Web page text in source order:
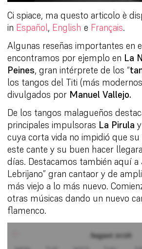
Ci spiace, ma questo articolo è
in Español, English e Français.
Algunas reseñas importantes en
encontramos por ejemplo en La
Peines, gran intérprete de los “
los tangos del Titi (más
divulgados por Manuel Vallejo.
De los tangos malagueños
principales impulsoras La Pirula y
cuya corta vida no impidió que
este cante y su buen hacer
días. Destacamos también aquí a
Lebrijano” gran cantaor y de
más viejo a lo más nuevo.
otras músicas dando un nuevo
flamenco.